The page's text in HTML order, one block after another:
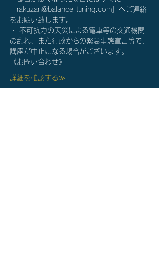
「rakuzan@balance-tuning.com」へご連絡
をお願い致します。
・ 不可抗力の天災による電車等の交通機関
の乱れ、また行政からの緊急事態宣言等で、
講座が中止になる場合がございます。
《お問い合わせ》
詳細を確認する≫